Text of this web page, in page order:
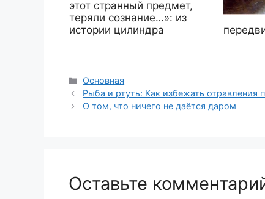
этот странный предмет,
теряли сознание…»: из
истории цилиндра
Рубрики
Основная
Рыба и ртуть: Как избежать
О том, что ничего не даётся даром
Оставьте